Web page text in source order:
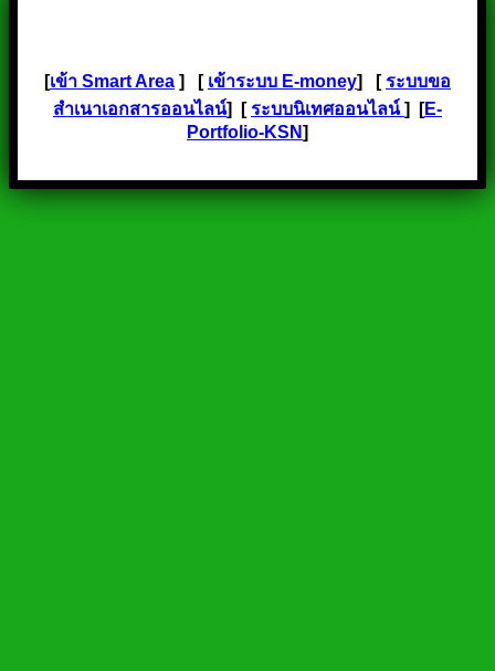
[เข้า Smart Area ] [ เข้าระบบ E-money] [ระบบขอ
สำเนาเอกสารออนไลน์] [ระบบนิเทศออนไลน์] [E-
Portfolio-KSN]